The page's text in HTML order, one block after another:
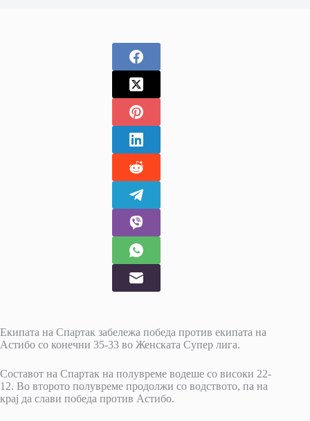
Екипата на Спартак забележа победа против екипата на
Астибо со конечни 35-33 во Женската Супер лига.
Составот на Спартак на полувреме водеше со високи 22-
12. Во второто полувреме продолжи со водството, па на
крај да слави победа против Астибо.